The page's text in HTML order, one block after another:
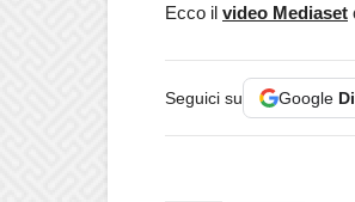
Ecco il video Mediaset
Seguici su Google